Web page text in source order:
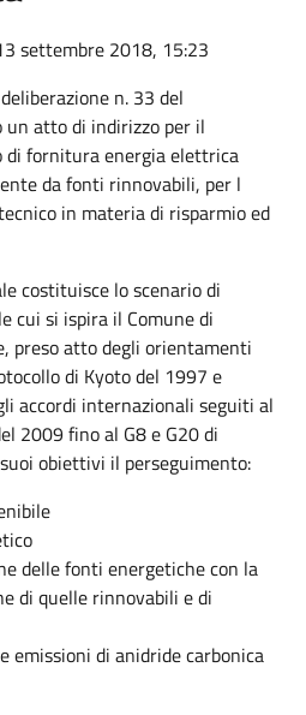
settembre 2018, 15:23
n. 33 del
un atto di indirizzo per il
di fornitura energia elettrica
da fonti rinnovabili, per l
in materia di risparmio ed
costituisce lo scenario di
cui si ispira il Comune di
preso atto degli orientamenti
di Kyoto del 1997 e
accordi internazionali seguiti al
2009 fino al G8 e G20 di
obiettivi il perseguimento:
delle fonti energetiche con la
di quelle rinnovabili e di
emissioni di anidride carbonica